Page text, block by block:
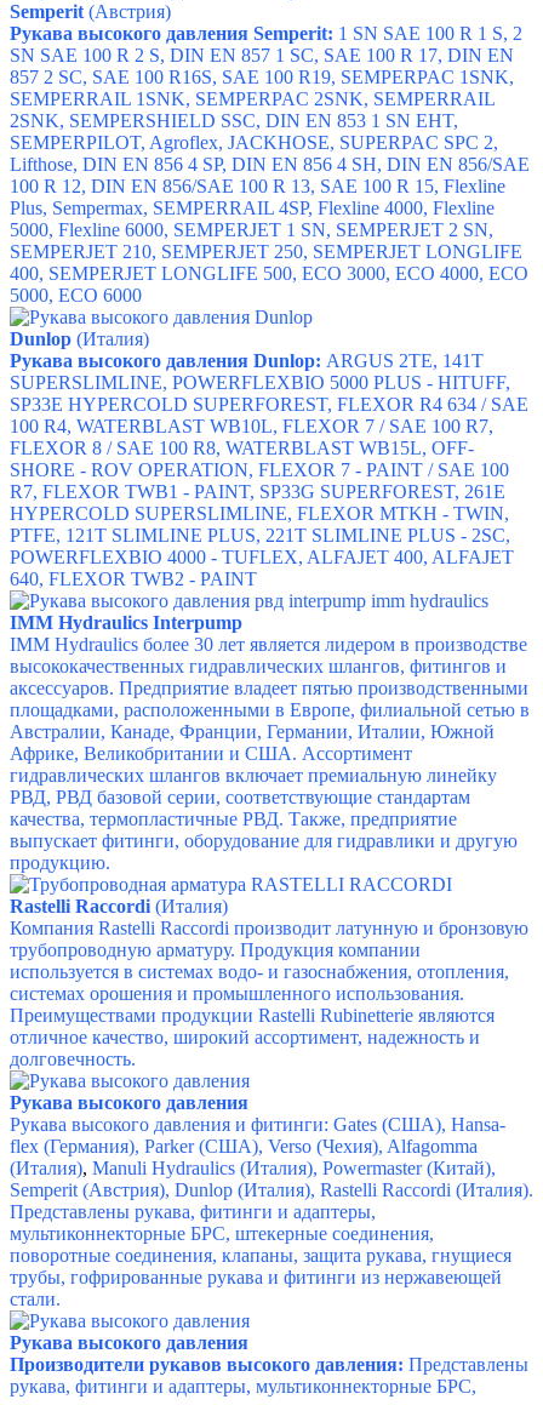
Semperit(Австрия)
Рукава высокого давления Semperit: 1 SN SAE 100 R 1 S, 2
SN SAE 100 R 2 S, DIN EN 857 1 SC, SAE 100 R 17, DIN EN
857 2 SC, SAE 100 R16S, SAE 100 R19, SEMPERPAC 1SNK,
SEMPERRAIL 1SNK, SEMPERPAC 2SNK, SEMPERRAIL
2SNK, SEMPERSHIELD SSC, DIN EN 853 1 SN EHT,
SEMPERPILOT, Agroflex, JACKHOSE, SUPERPAC SPC 2,
Lifthose, DIN EN 856 4 SP, DIN EN 856 4 SH, DIN EN 856/SAE
100 R 12, DIN EN 856/SAE 100 R 13, SAE 100 R 15, Flexline
Plus, Sempermax, SEMPERRAIL 4SP, Flexline 4000, Flexline
5000, Flexline 6000, SEMPERJET 1 SN, SEMPERJET 2 SN,
SEMPERJET 210, SEMPERJET 250, SEMPERJET LONGLIFE
400, SEMPERJET LONGLIFE 500, ECO 3000, ECO 4000, ECO
5000, ECO 6000
Dunlop (Италия)
Рукава высокого давления Dunlop: ARGUS 2TE, 141T
SUPERSLIMLINE, POWERFLEXBIO 5000 PLUS - HITUFF,
SP33E HYPERCOLD SUPERFOREST, FLEXOR R4 634 / SAE
100 R4, WATERBLAST WB10L, FLEXOR 7 / SAE 100 R7,
FLEXOR 8 / SAE 100 R8, WATERBLAST WB15L, OFF-
SHORE - ROV OPERATION, FLEXOR 7 - PAINT / SAE 100
R7, FLEXOR TWB1 - PAINT, SP33G SUPERFOREST, 261E
HYPERCOLD SUPERSLIMLINE, FLEXOR MTKH - TWIN,
PTFE, 121T SLIMLINE PLUS, 221T SLIMLINE PLUS - 2SC,
POWERFLEXBIO 4000 - TUFLEX, ALFAJET 400, ALFAJET
640, FLEXOR TWB2 - PAINT
IMM Hydraulics Interpump
IMM Hydraulics более 30 лет является лидером в производстве
высококачественных гидравлических шлангов, фитингов и
аксессуаров. Предприятие владеет пятью производственными
площадками, расположенными в Европе, филиальной сетью в
Австралии, Канаде, Франции, Германии, Италии, Южной
Африке, Великобритании и США. Ассортимент
гидравлических шлангов включает премиальную линейку
РВД, РВД базовой серии, соответствующие стандартам
качества, термопластичные РВД. Также, предприятие
выпускает фитинги, оборудование для гидравлики и другую
продукцию.
Rastelli Raccordi(Италия)
Компания Rastelli Raccordi производит латунную и бронзовую
трубопроводную арматуру. Продукция компании
используется в системах водо- и газоснабжения, отопления,
системах орошения и промышленного использования.
Преимуществами продукции Rastelli Rubinetterie являются
отличное качество, широкий ассортимент, надежность и
долговечность.
Рукава высокого давления
Рукава высокого давления и фитинги: Gates (США), Hansa-
flex (Германия), Parker (США), Verso (Чехия), Alfagomma
(Италия), Manuli Hydraulics (Италия), Powermaster (Китай),
Semperit (Австрия), Dunlop (Италия), Rastelli Raccordi (Италия).
Представлены рукава, фитинги и адаптеры,
мультиконнекторные БРС, штекерные соединения,
поворотные соединения, клапаны, защита рукава, гнущиеся
трубы, гофрированные рукава и фитинги из нержавеющей
стали.
Рукава высокого давления
Производители рукавов высокого давления: Представлены
рукава, фитинги и адаптеры, мультиконнекторные БРС,